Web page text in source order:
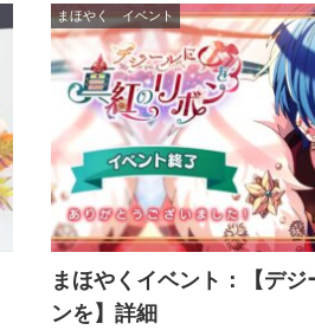
まほやく イベント
まほやくイベント：【デ
ンを】詳細